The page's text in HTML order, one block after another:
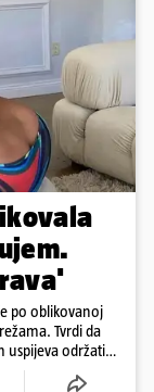
po oblikovanoj
Tvrdi da
uspijeva održati